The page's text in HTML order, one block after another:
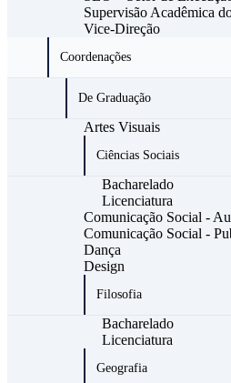
Supervisão Acadêmica
Vice-Direção
Coordenações
De Graduação
Artes Visuais
Ciências Sociais
Bacharelado
Licenciatura
Comunicação Social -
Comunicação Social -
Dança
Design
Filosofia
Bacharelado
Licenciatura
Geografia